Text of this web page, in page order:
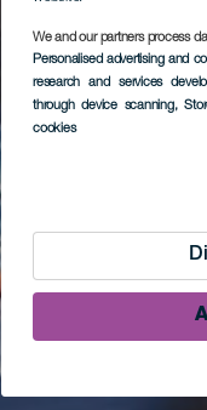
We and our partners process
Personalised advertising and
research and services
through device scanning,
cookies